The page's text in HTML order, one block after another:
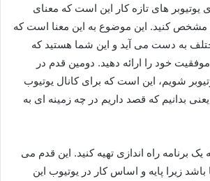
یوتیوبر های تازه کار این است که معنای
مشخص کنید. این موضوع به این معنا است که
به دست می آید و این شما هستید که
خود را ارائه دهید. دومین قدم در
شویم، این است که برای کانال یوتیوب
یعنی بدانیم که قصد داریم در چه زمینه ای به
برنامه راه اندازی تهیه کنید. این قدم می
باشد زیرا پایه و اساس کار در یوتیوب این